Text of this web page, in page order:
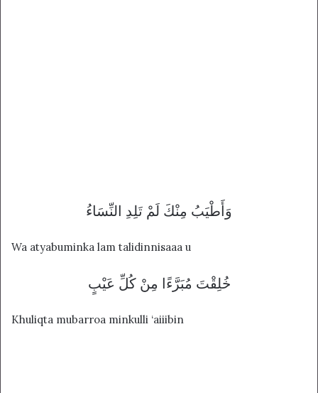
وَأَطْيَبُ مِنْكَ لَمْ تَلِدِ النِّسَاءُ
Wa atyabuminka lam talidinnisaaa u
خُلِقْتَ مُبَرَّءًا مِنْ كُلِّ عَيْبٍ
Khuliqta mubarroa minkulli ‘aiiibin